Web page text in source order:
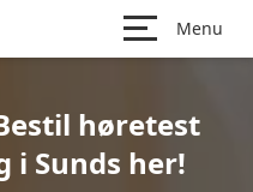
Menu
høretest
i Sunds her!